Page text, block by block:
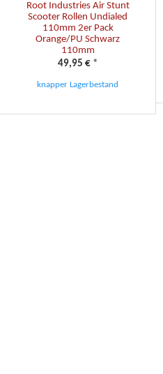
Root Industries Air Stunt
Scooter Rollen Undialed
110mm 2er Pack
Orange/PU Schwarz
110mm
49,95 € *
knapper Lagerbestand